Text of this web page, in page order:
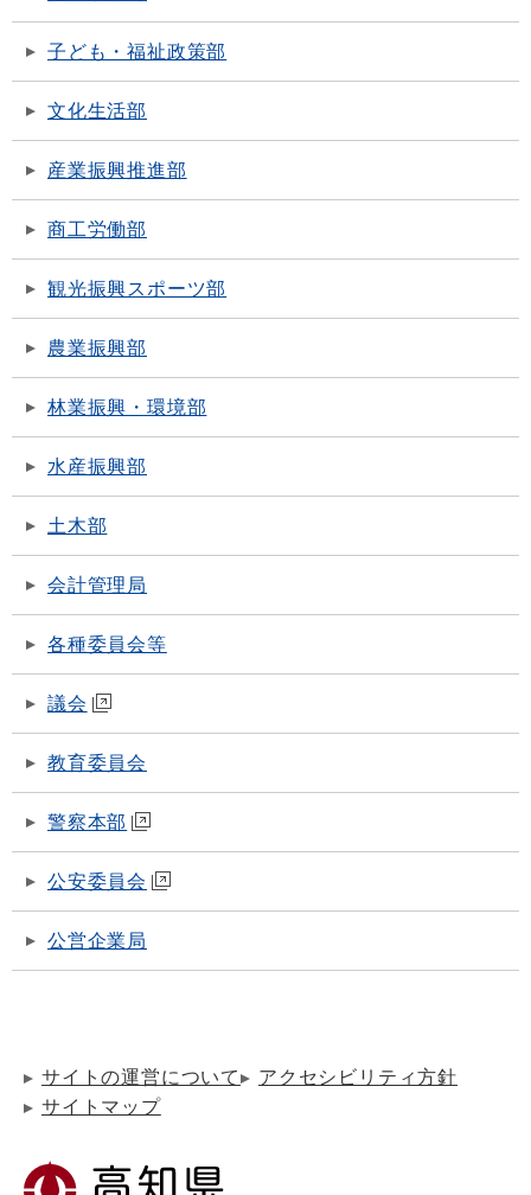
子ども・福祉政策部
文化生活部
産業振興推進部
商工労働部
観光振興スポーツ部
農業振興部
林業振興・環境部
水産振興部
土木部
会計管理局
各種委員会等
議会
教育委員会
警察本部
公安委員会
公営企業局
サイトの運営について
アクセシビリティ方針
サイトマップ